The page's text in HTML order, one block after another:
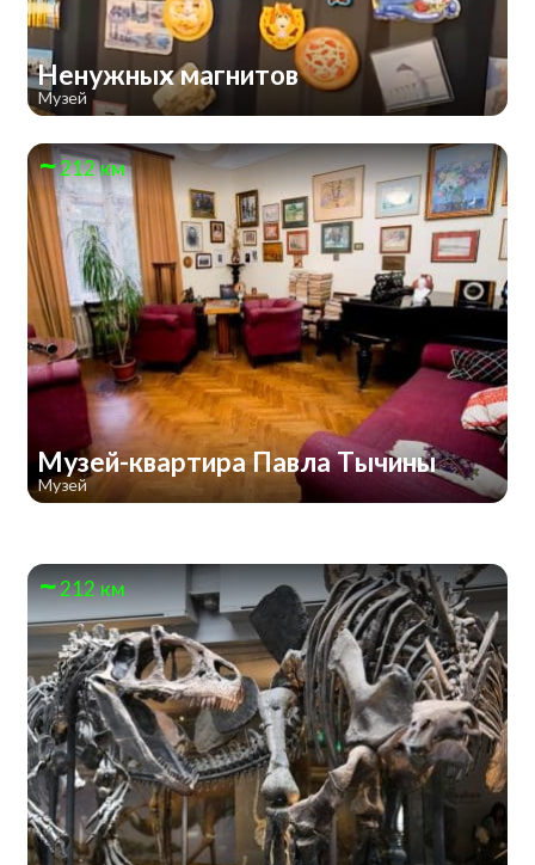
Ненужных магнитов
Музей
212 км
Музей-квартира Павла Тычины
Музей
212 км